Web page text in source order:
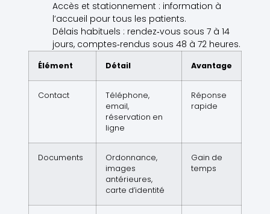
Accès et stationnement : information à
l’accueil pour tous les patients.
Délais habituels : rendez‑vous sous 7 à 14
jours, comptes‑rendus sous 48 à 72 heures.
Élément Détail Avantage
Contact
Téléphone,
email,
réservation en
ligne
Réponse
rapide
Documents
Ordonnance,
images
antérieures,
carte d’identité
Gain de
temps